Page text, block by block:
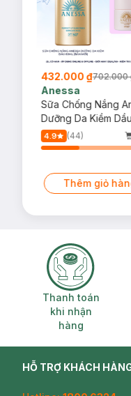
432.000 ₫702.000
Anessa
Sữa Chống Nắng
Dưỡng Da Kiềm
(Bản Mới)
4.9 (44)
Thêm giỏ
Thanh
Thanh toán
khi nhận
hàng
HỖ TRỢ KHÁCH